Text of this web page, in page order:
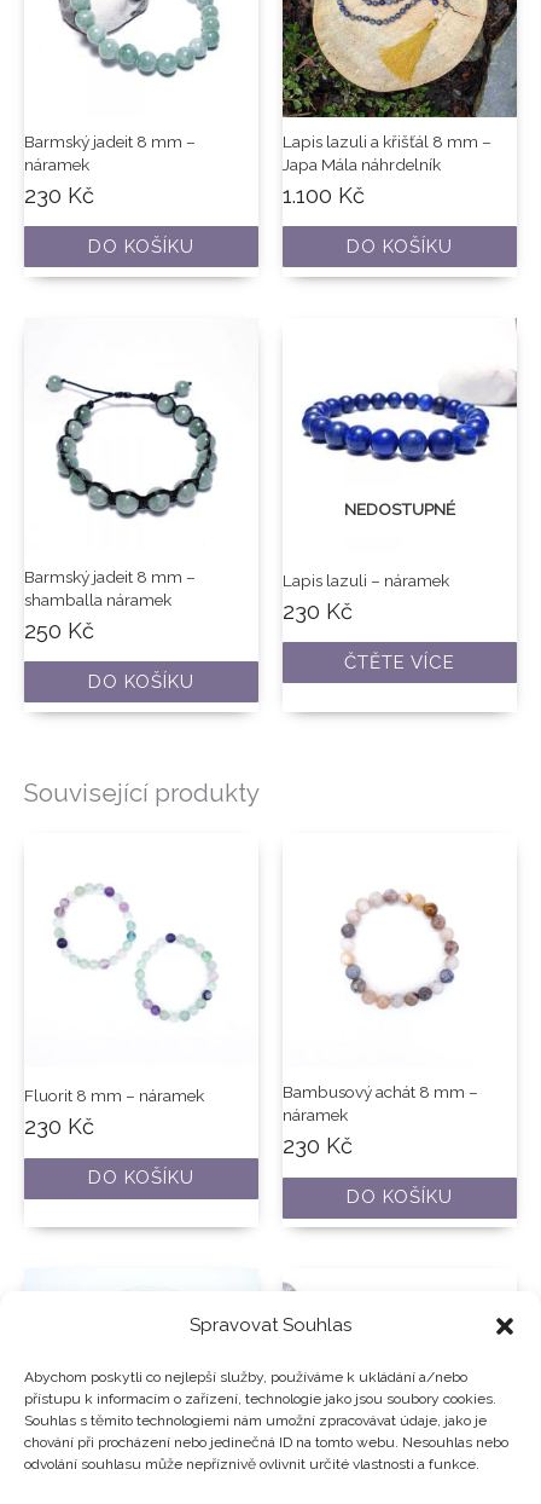
Spravovat Souhlas
Abychom poskytli co nejlepší služby, používáme k ukládání a/nebo
přístupu k informacím o zařízení, technologie jako jsou soubory cookies.
Souhlas s těmito technologiemi nám umožní zpracovávat údaje, jako je
chování při procházení nebo jedinečná ID na tomto webu. Nesouhlas nebo
odvolání souhlasu může nepříznivě ovlivnit určité vlastnosti a funkce.
Barmský jadeit 8 mm –
náramek
230 Kč
DO KOŠÍKU
Lapis lazuli a křišťál 8 mm –
Japa Mála náhrdelník
1.100 Kč
DO KOŠÍKU
Barmský jadeit 8 mm –
shamballa náramek
250 Kč
DO KOŠÍKU
NEDOSTUPNÉ
Lapis lazuli – náramek
230 Kč
ČTĚTE VÍCE
Související produkty
Fluorit 8 mm – náramek
230 Kč
DO KOŠÍKU
Bambusový achát 8 mm –
náramek
230 Kč
DO KOŠÍKU